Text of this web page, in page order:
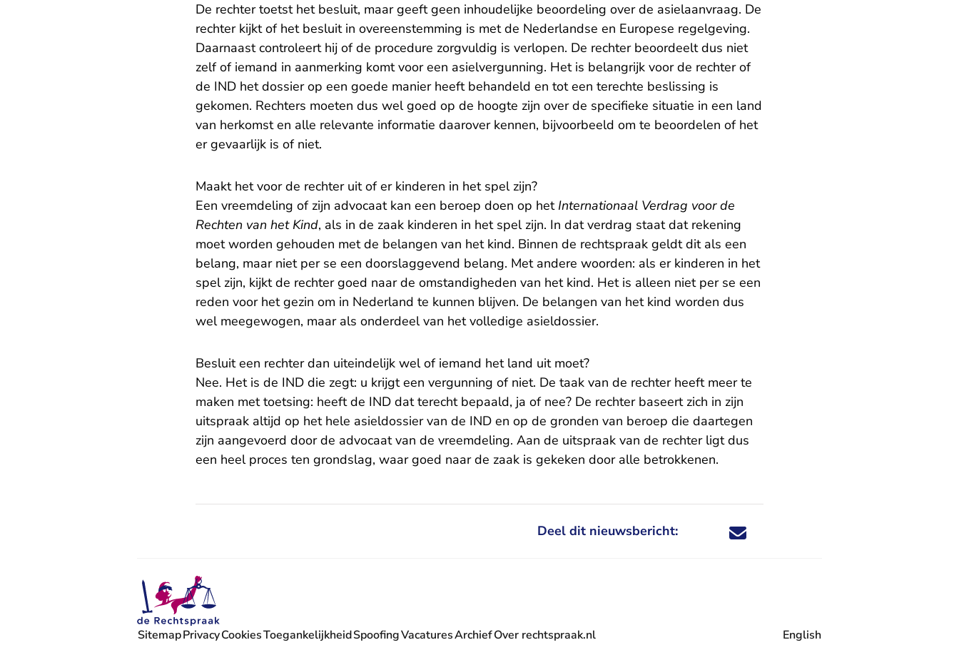
De rechter toetst het besluit, maar geeft geen inhoudelijke beoordeling over de asielaanvraag. De
rechter kijkt of het besluit in overeenstemming is met de Nederlandse en Europese regelgeving.
Daarnaast controleert hij of de procedure zorgvuldig is verlopen. De rechter beoordeelt dus niet
zelf of iemand in aanmerking komt voor een asielvergunning. Het is belangrijk voor de rechter of
de IND het dossier op een goede manier heeft behandeld en tot een terechte beslissing is
gekomen. Rechters moeten dus wel goed op de hoogte zijn over de specifieke situatie in een land
van herkomst en alle relevante informatie daarover kennen, bijvoorbeeld om te beoordelen of het
er gevaarlijk is of niet.
Maakt het voor de rechter uit of er kinderen in het spel zijn?
Een vreemdeling of zijn advocaat kan een beroep doen op het Internationaal Verdrag voor de
Rechten van het Kind, als in de zaak kinderen in het spel zijn. In dat verdrag staat dat rekening
moet worden gehouden met de belangen van het kind. Binnen de rechtspraak geldt dit als een
belang, maar niet per se een doorslaggevend belang. Met andere woorden: als er kinderen in het
spel zijn, kijkt de rechter goed naar de omstandigheden van het kind. Het is alleen niet per se een
reden voor het gezin om in Nederland te kunnen blijven. De belangen van het kind worden dus
wel meegewogen, maar als onderdeel van het volledige asieldossier.
Besluit een rechter dan uiteindelijk wel of iemand het land uit moet?
Nee. Het is de IND die zegt: u krijgt een vergunning of niet. De taak van de rechter heeft meer te
maken met toetsing: heeft de IND dat terecht bepaald, ja of nee? De rechter baseert zich in zijn
uitspraak altijd op het hele asieldossier van de IND en op de gronden van beroep die daartegen
zijn aangevoerd door de advocaat van de vreemdeling. Aan de uitspraak van de rechter ligt dus
een heel proces ten grondslag, waar goed naar de zaak is gekeken door alle betrokkenen.
Deel dit nieuwsbericht: Deel dit nieuwsbericht via X - U verlaat
Deel dit nieuwsbericht via Facebook - U
Deel dit nieuwsbericht via e-mail
Deel dit nieuwsbericht via LinkedIn - U
SitemapPrivacyCookiesToegankelijkheidSpoofingVacatures
- U verlaat Rechtspraak.nl
ArchiefOver rechtspraak.nl English